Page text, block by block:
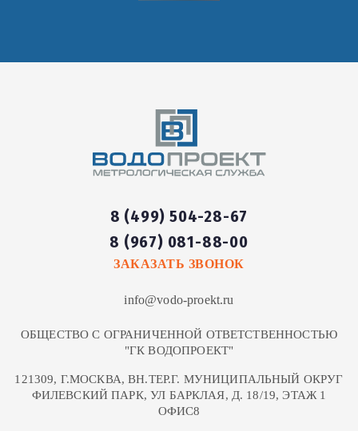
8 (499) 504-28-67
8 (967) 081-88-00
ЗАКАЗАТЬ ЗВОНОК
info@vodo-proekt.ru
ОБЩЕСТВО С ОГРАНИЧЕННОЙ ОТВЕТСТВЕННОСТЬЮ
"ГК ВОДОПРОЕКТ"
121309, Г.МОСКВА, ВН.ТЕР.Г. МУНИЦИПАЛЬНЫЙ ОКРУГ
ФИЛЕВСКИЙ ПАРК, УЛ БАРКЛАЯ, Д. 18/19, ЭТАЖ 1
ОФИС8